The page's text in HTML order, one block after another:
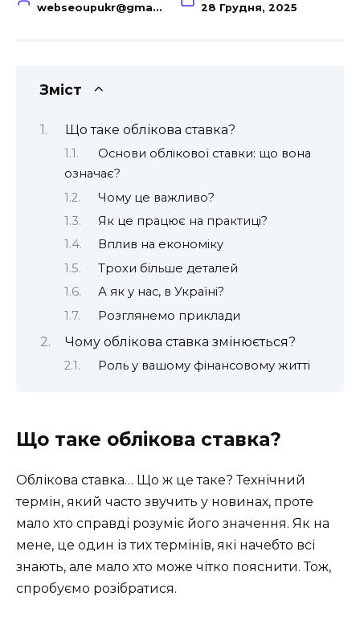
webseoupukr@gmail.com 28 Грудня, 2025
Зміст
Що таке облікова ставка?
Основи облікової ставки: що вона
означає?
Чому це важливо?
Як це працює на практиці?
Вплив на економіку
Трохи більше деталей
А як у нас, в Україні?
Розглянемо приклади
Чому облікова ставка змінюється?
Роль у вашому фінансовому житті
Що таке облікова ставка?
Облікова ставка… Що ж це таке? Технічний
термін, який часто звучить у новинах, проте
мало хто справді розуміє його значення. Як на
мене, це один із тих термінів, які начебто всі
знають, але мало хто може чітко пояснити. Тож,
спробуємо розібратися.